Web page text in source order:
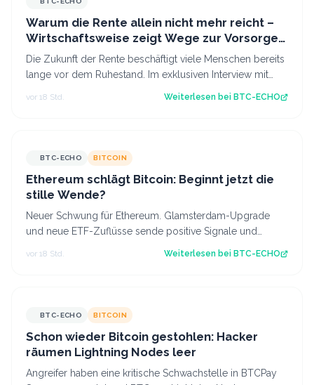
Warum die Rente allein nicht mehr reicht –
Wirtschaftsweise zeigt Wege zur Vorsorge
auf
Die Zukunft der Rente beschäftigt viele Menschen bereits
lange vor dem Ruhestand. Im exklusiven Interview mit
vor 18 Std. Weiterlesen bei BTC-ECHO
BTC-ECHO BITCOIN
Ethereum schlägt Bitcoin: Beginnt jetzt die
stille Wende?
Neuer Schwung für Ethereum. Glamsterdam-Upgrade
und neue ETF-Zuflüsse sende positive Signale und
Ethereum zeigt erstmals seit längerer Zeit…
vor 18 Std. Weiterlesen bei BTC-ECHO
BTC-ECHO BITCOIN
Schon wieder Bitcoin gestohlen: Hacker
räumen Lightning Nodes leer
Angreifer haben eine kritische Schwachstelle in BTCPay